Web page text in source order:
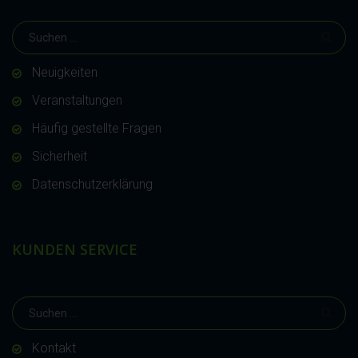
Neuigkeiten
Veranstaltungen
Häufig gestellte Fragen
Sicherheit
Datenschutzerklärung
KUNDEN SERVICE
Kontakt